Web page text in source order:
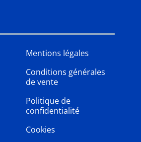
Mentions légales
Conditions générales
de vente
Politique de
confidentialité
Cookies